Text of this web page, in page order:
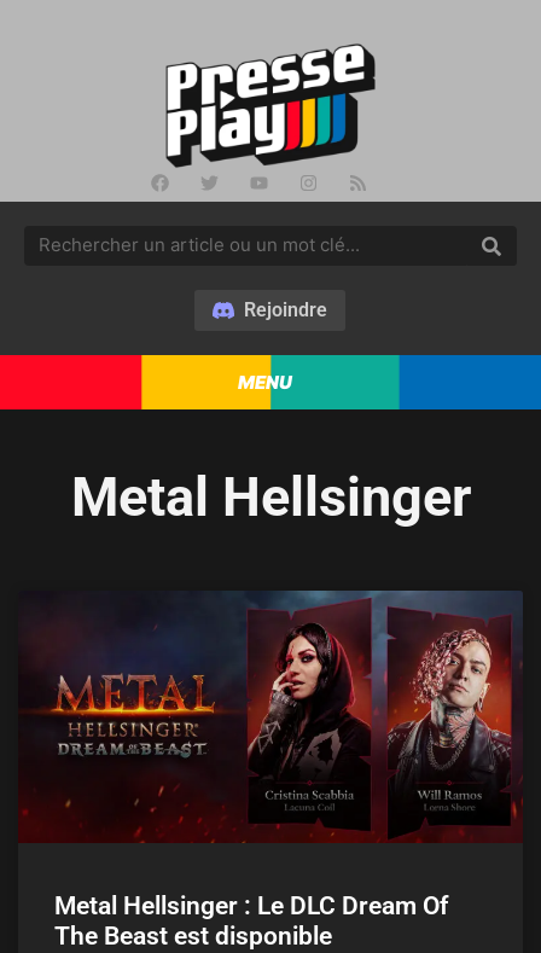
Rejoindre
MENU
Metal Hellsinger
Metal Hellsinger : Le DLC Dream Of
The Beast est disponible